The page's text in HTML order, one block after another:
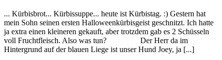
... Kürbisbrot... Kürbissuppe... heute ist Kürbistag. :) Gestern hat
mein Sohn seinen ersten Halloweenkürbisgeist geschnitzt. Ich hatte
ja extra einen kleineren gekauft, aber trotzdem gab es 2 Schüsseln
voll Fruchtfleisch. Also was tun? Der Herr da im
Hintergrund auf der blauen Liege ist unser Hund Joey, ja [...]